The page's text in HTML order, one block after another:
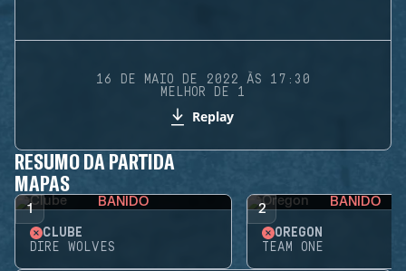
16 DE MAIO DE 2022 ÀS 17:30
MELHOR DE 1
Replay
RESUMO DA PARTIDA
MAPAS
1 BANIDO
CLUBE
DIRE WOLVES
2 BANIDO
OREGON
TEAM ONE